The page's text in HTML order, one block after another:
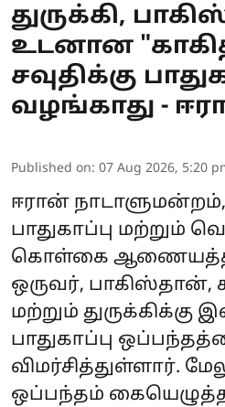
துருக்கி,
உடனான
சவுதிக்கு
வழங்காது -
Published on: 07 Aug 2026, 5:20
ஈரான் நாடாளுமன்றம்,
பாதுகாப்பு மற்றும்
கொள்கை
ஒருவர், பாகிஸ்தான்,
மற்றும் துருக்கிக்கு
பாதுகாப்பு
விமர்சித்துள்ளார்.
ஒப்பந்தம்